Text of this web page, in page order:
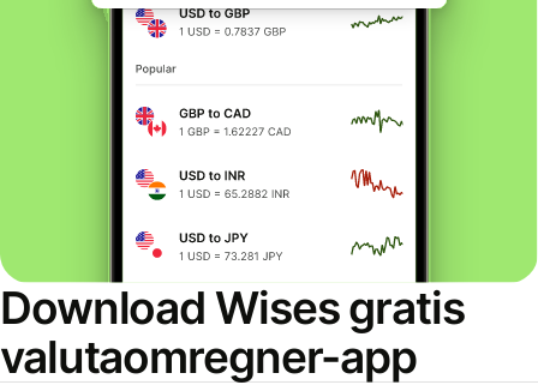
Download Wises gratis
valutaomregner-app